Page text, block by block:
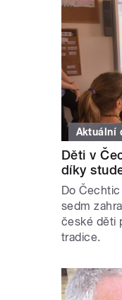
Aktuální
Děti v
díky
Do
sedm
české děti
tradice.